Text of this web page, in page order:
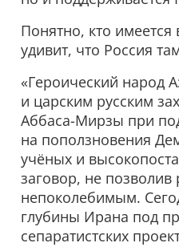
Понятно, кто
удивит, что Россия
«Героический народ
и царским русским
Аббаса-Мирзы при
на поползновения
учёных и
заговор, не
непоколебимым.
глубины Ирана под
сепаратистских